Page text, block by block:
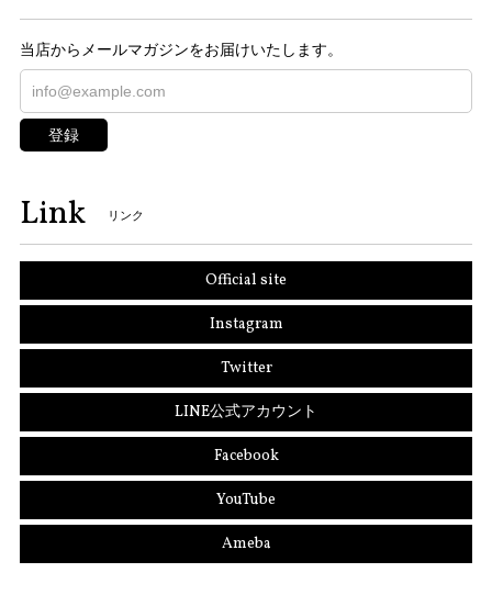
当店からメールマガジンをお届けいたします。
登録
Link リンク
Official site
Instagram
Twitter
LINE公式アカウント
Facebook
YouTube
Ameba